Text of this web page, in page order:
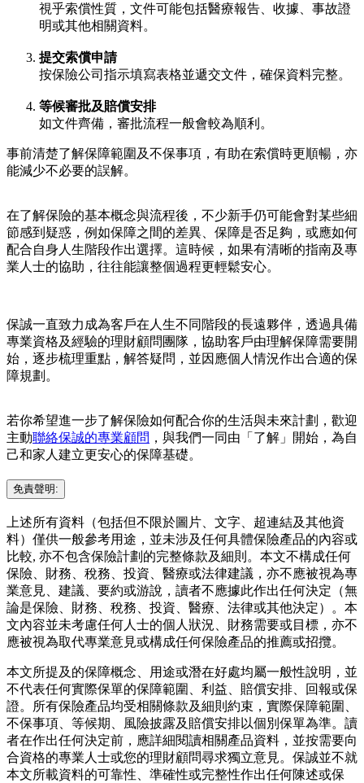
視乎索償性質，文件可能包括醫療報告、收據、事故證
明或其他相關資料。
提交索償申請
按保險公司指示填寫表格並遞交文件，確保資料完整。
等候審批及賠償安排
如文件齊備，審批流程一般會較為順利。
事前清楚了解保障範圍及不保事項，有助在索償時更順暢，亦
能減少不必要的誤解。
在了解保險的基本概念與流程後，不少新手仍可能會對某些細
節感到疑惑，例如保障之間的差異、保障是否足夠，或應如何
配合自身人生階段作出選擇。這時候，如果有清晰的指南及專
業人士的協助，往往能讓整個過程更輕鬆安心。
保誠一直致力成為客戶在人生不同階段的長遠夥伴，透過具備
專業資格及經驗的理財顧問團隊，協助客戶由理解保障需要開
始，逐步梳理重點，解答疑問，並因應個人情況作出合適的保
障規劃。
若你希望進一步了解保險如何配合你的生活與未來計劃，歡迎
主動聯絡保誠的專業顧問 ，與我們一同由「了解」開始，為自
己和家人建立更安心的保障基礎。
免責聲明:
上述所有資料（包括但不限於圖片、文字、超連結及其他資
料）僅供一般參考用途，並未涉及任何具體保險產品的內容或
比較, 亦不包含保險計劃的完整條款及細則。本文不構成任何
保險、財務、稅務、投資、醫療或法律建議，亦不應被視為專
業意見、建議、要約或游說，讀者不應據此作出任何決定（無
論是保險、財務、稅務、投資、醫療、法律或其他決定）。本
文內容並未考慮任何人士的個人狀況、財務需要或目標，亦不
應被視為取代專業意見或構成任何保險產品的推薦或招攬。
本文所提及的保障概念、用途或潛在好處均屬一般性說明，並
不代表任何實際保單的保障範圍、利益、賠償安排、回報或保
證。所有保險產品均受相關條款及細則約束，實際保障範圍、
不保事項、等候期、風險披露及賠償安排以個別保單為準。讀
者在作出任何決定前，應詳細閱讀相關產品資料，並按需要向
合資格的專業人士或您的理財顧問尋求獨立意見。保誠並不就
本文所載資料的可靠性、準確性或完整性作出任何陳述或保